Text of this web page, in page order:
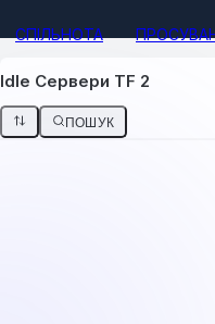
СПІЛЬНОТА
Idle Сервери TF 2
ПОШУК